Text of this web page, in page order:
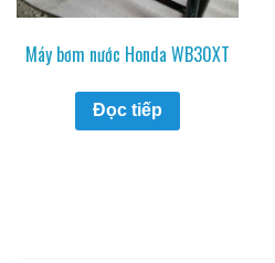
Máy bơm nước Honda WB30XT
Đọc tiếp